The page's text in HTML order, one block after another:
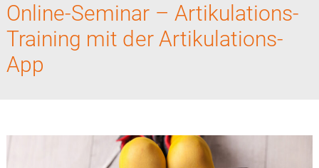
Online-Seminar – Artikulations-
Training mit der Artikulations-
App